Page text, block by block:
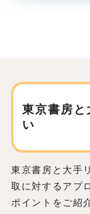
東京書房と
い
東京書房と大手
取に対するアプ
ポイントをご紹